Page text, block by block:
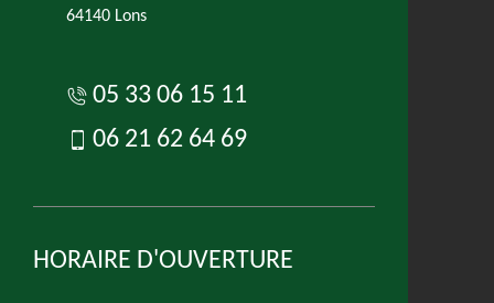
64140 Lons
05 33 06 15 11
06 21 62 64 69
HORAIRE D'OUVERTURE